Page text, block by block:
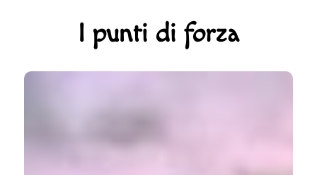
I punti di forza